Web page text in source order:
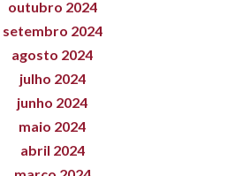
outubro 2024
setembro 2024
agosto 2024
julho 2024
junho 2024
maio 2024
abril 2024